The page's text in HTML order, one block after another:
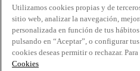
Utilizamos cookies propias y de
sitio web, analizar la navegación,
personalizada en función de tus
pulsando en “Aceptar”, o configurar
cookies deseas permitir o rechazar.
Cookies